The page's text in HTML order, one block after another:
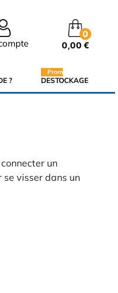
0
0,00 €
? DESTOCKAGE
Promo
un
visser dans un